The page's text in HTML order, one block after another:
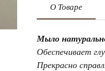
О Товаре
Мыло
Обеспечивает
Прекрасно